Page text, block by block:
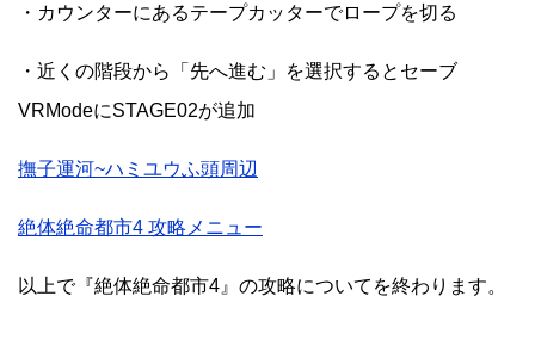
・カウンターにあるテープカッターでロープを切る
・近くの階段から「先へ進む」を選択するとセーブ
VRModeにSTAGE02が追加
撫子運河~ハミユウふ頭周辺
絶体絶命都市4 攻略メニュー
以上で『絶体絶命都市4』の攻略についてを終わります。